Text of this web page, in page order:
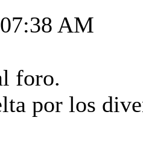
AM
foro.
por los